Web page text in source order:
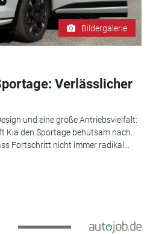
Bildergalerie
Verlässlicher
und eine große Antriebsvielfalt:
Kia den Sportage behutsam nach.
Fortschritt nicht immer radikal...